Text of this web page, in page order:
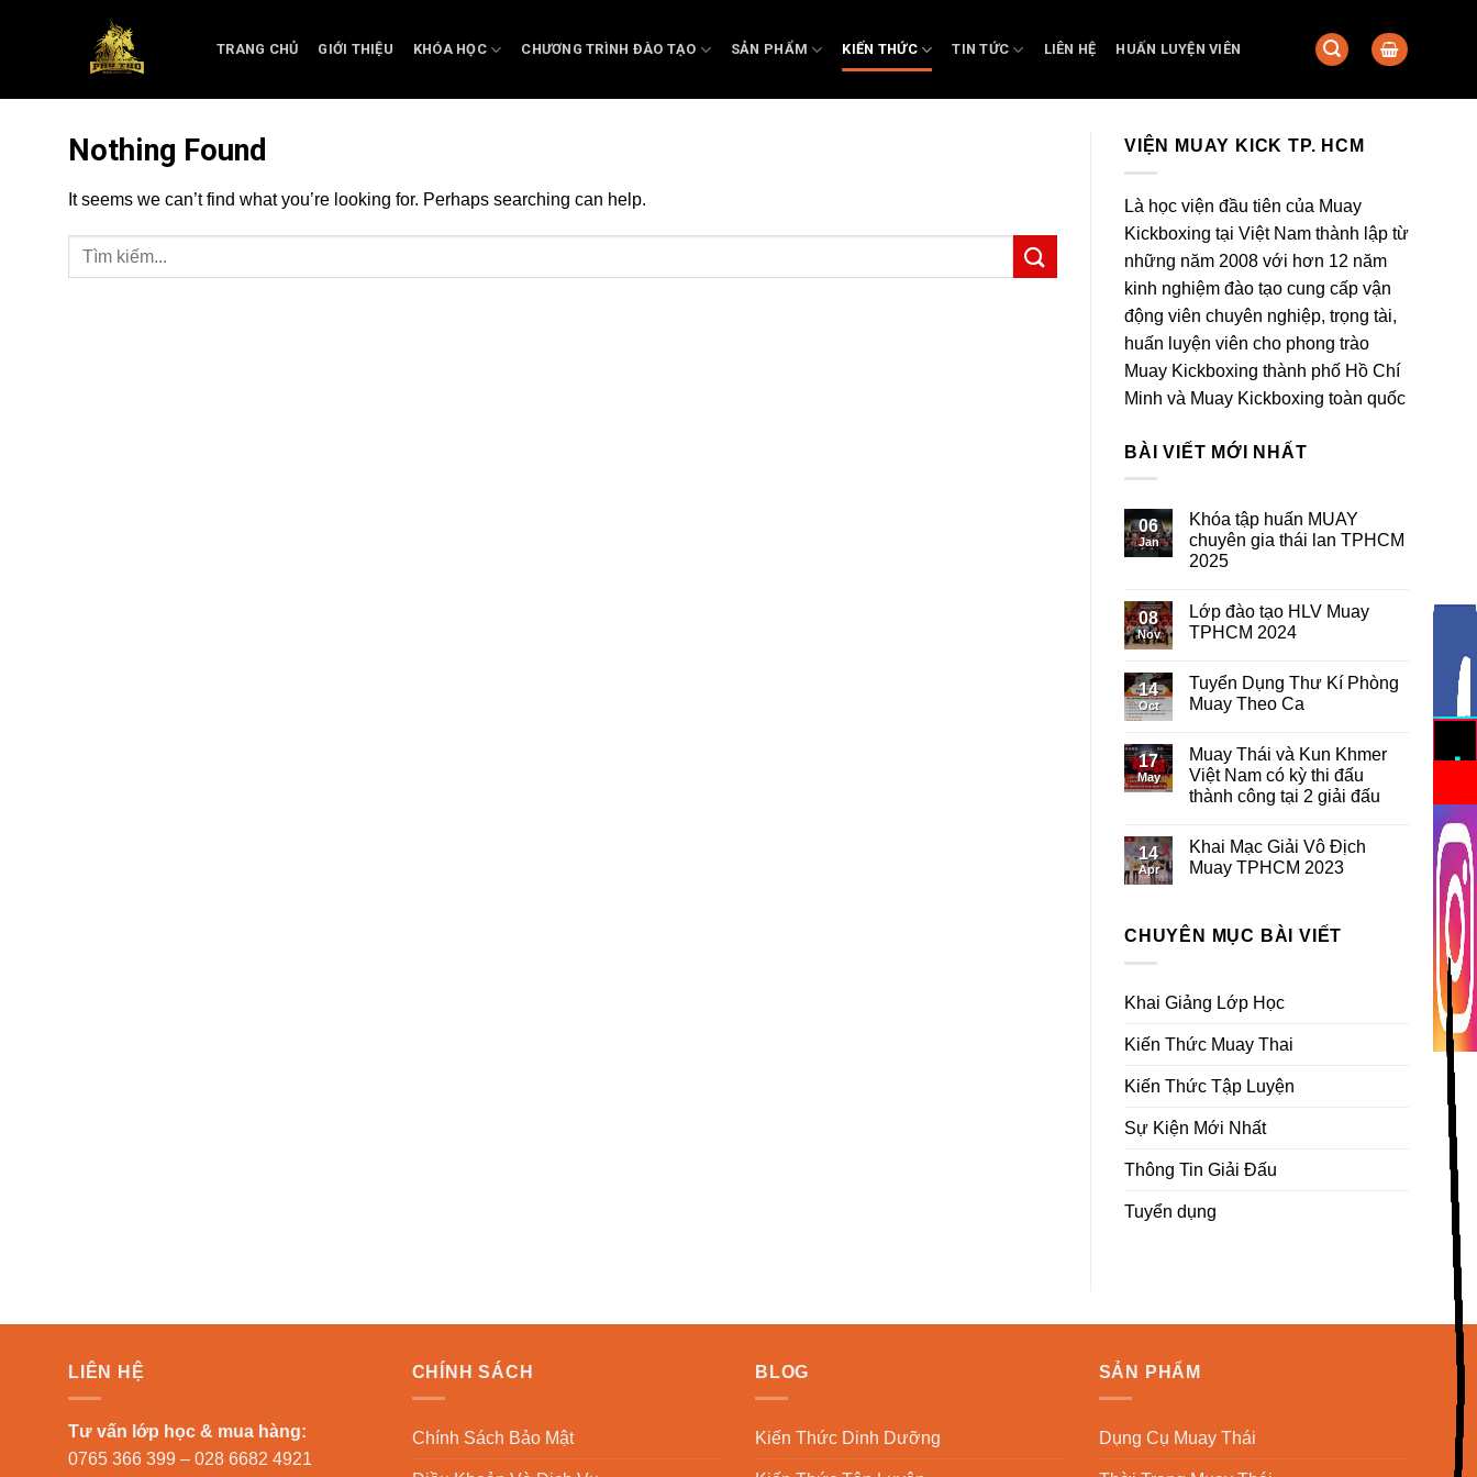
TRANG CHỦ GIỚI THIỆU KHÓA HỌC CHƯƠNG TRÌNH ĐÀO TẠO SẢN PHẨM KIẾN THỨC TIN TỨC LIÊN HỆ HUẤN LUYỆN VIÊN
Nothing Found
It seems we can’t find what you’re looking for. Perhaps searching can help.
VIỆN MUAY KICK TP. HCM
Là học viện đầu tiên của Muay
Kickboxing tại Việt Nam thành lập từ
những năm 2008 với hơn 12 năm
kinh nghiệm đào tạo cung cấp vận
động viên chuyên nghiệp, trọng tài,
huấn luyện viên cho phong trào
Muay Kickboxing thành phố Hồ Chí
Minh và Muay Kickboxing toàn quốc
BÀI VIẾT MỚI NHẤT
06
Jan
Khóa tập huấn MUAY
chuyên gia thái lan TPHCM
2025
08
Nov
Lớp đào tạo HLV Muay
TPHCM 2024
14
Oct
Tuyển Dụng Thư Kí Phòng
Muay Theo Ca
17
May
Muay Thái và Kun Khmer
Việt Nam có kỳ thi đấu
thành công tại 2 giải đấu
14
Apr
Khai Mạc Giải Vô Địch
Muay TPHCM 2023
CHUYÊN MỤC BÀI VIẾT
Khai Giảng Lớp Học
Kiến Thức Muay Thai
Kiến Thức Tập Luyện
Sự Kiện Mới Nhất
Thông Tin Giải Đấu
Tuyển dụng
LIÊN HỆ
Tư vấn lớp học & mua hàng:
0765 366 399 – 028 6682 4921
CHÍNH SÁCH
Chính Sách Bảo Mật
BLOG
Kiến Thức Dinh Dưỡng
SẢN PHẨM
Dụng Cụ Muay Thái